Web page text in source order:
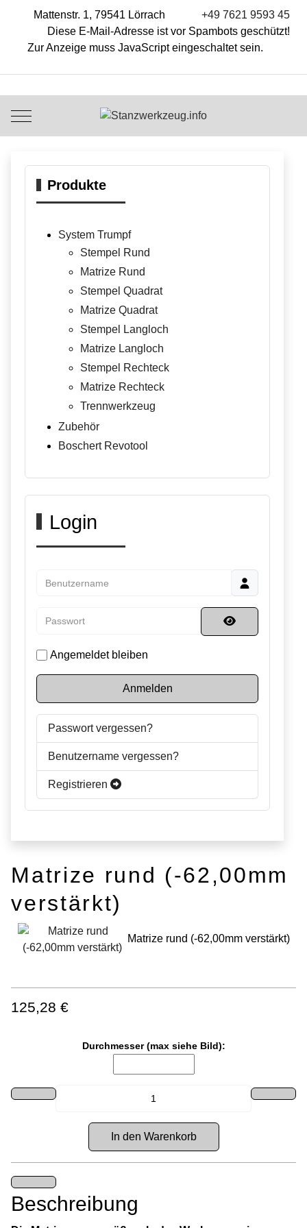
Mattenstr. 1, 79541 Lörrach
+49 7621 9593 45
Diese E-Mail-Adresse ist vor Spambots geschützt!
Zur Anzeige muss JavaScript eingeschaltet sein.
Mobile Menu Toggle
Produkte
System Trumpf
Stempel Rund
Matrize Rund
Stempel Quadrat
Matrize Quadrat
Stempel Langloch
Matrize Langloch
Stempel Rechteck
Matrize Rechteck
Trennwerkzeug
Zubehör
Boschert Revotool
Login
Passwort
Angemeldet bleiben
Anmelden
Passwort vergessen?
Benutzername vergessen?
Registrieren
Matrize rund (-62,00mm
verstärkt)
Matrize rund (-62,00mm verstärkt)
125,28 €
Durchmesser (max siehe Bild):
Beschreibung